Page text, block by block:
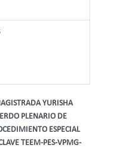
YURISHA
PLENARIO DE
ESPECIAL
TEEM-PES-VPMG-